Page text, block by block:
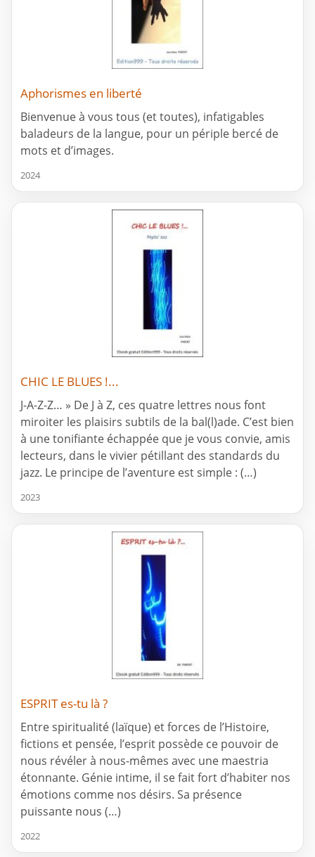
Aphorismes en liberté
Bienvenue à vous tous (et toutes), infatigables
baladeurs de la langue, pour un périple bercé de
mots et d’images.
2024
CHIC LE BLUES !...
J-A-Z-Z… » De J à Z, ces quatre lettres nous font
miroiter les plaisirs subtils de la bal(l)ade. C’est bien
à une tonifiante échappée que je vous convie, amis
lecteurs, dans le vivier pétillant des standards du
jazz. Le principe de l’aventure est simple : (…)
2023
ESPRIT es-tu là ?
Entre spiritualité (laïque) et forces de l’Histoire,
fictions et pensée, l’esprit possède ce pouvoir de
nous révéler à nous-mêmes avec une maestria
étonnante. Génie intime, il se fait fort d’habiter nos
émotions comme nos désirs. Sa présence
puissante nous (…)
2022